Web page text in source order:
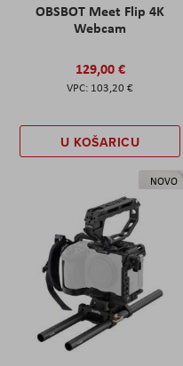
OBSBOT Meet Flip 4K
Webcam
129,00 €
103,20 €
U KOŠARICU
NOVO